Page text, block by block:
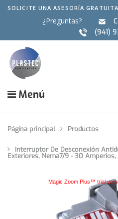
SOLICITE UNA ASESORÍA
¿Preguntas?
(941)
Menú
Página principal Productos
Interruptor De Desconexión
Exteriores, Nema7/9 - 30
Magic Zoom Plus™ trial